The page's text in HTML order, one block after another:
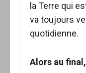
la Terre qui
va toujours
quotidienne.
Alors au